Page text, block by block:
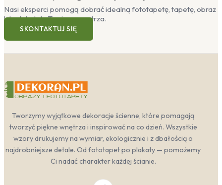
Nasi eksperci pomogą dobrać idealną fototapetę, tapetę, obraz
lub plakat do Twojego wnętrza.
SKONTAKTUJ SIĘ
Tworzymy wyjątkowe dekoracje ścienne, które pomagają
tworzyć piękne wnętrza i inspirować na co dzień. Wszystkie
wzory drukujemy na wymiar, ekologicznie i z dbałością o
najdrobniejsze detale. Od fototapet po plakaty — pomożemy
Ci nadać charakter każdej ścianie.